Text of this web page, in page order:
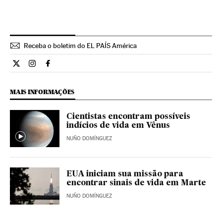
Receba o boletim do EL PAÍS América
Ciencia El País Brasil en Twitter
Ciencia El País Brasil en Instagram
Ciencia El País Brasil en Facebook
MAIS INFORMAÇÕES
Cientistas encontram possíveis
indícios de vida em Vênus
NUÑO DOMÍNGUEZ
EUA iniciam sua missão para
encontrar sinais de vida em Marte
NUÑO DOMÍNGUEZ